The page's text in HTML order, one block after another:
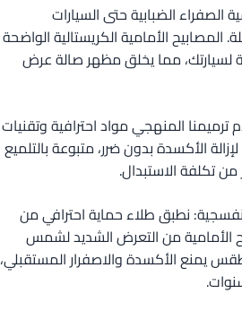
الصفراء الضبابية حتى السيارات
الأمامية الكريستالية الواضحة
لسيارتك، مما يخلق مظهر صالة عرض
المنهجي مواد احترافية وتقنيات
الأكسدة بدون ضرر، متبوعة بالتلميع
من تكلفة الاستبدال.
نطبق طلاء حماية احترافي من
الأمامية من التعرض الشديد لشمس
يمنع الأكسدة والاصفرار المستقبلي،